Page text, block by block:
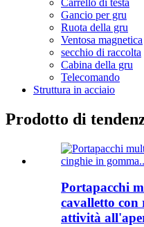
Gancio per gru
Ruota della gru
Ventosa magnetica
secchio di raccolta
Cabina della gru
Telecomando
Struttura in acciaio
Prodotto di
Portapacchi
cavalletto con
attività